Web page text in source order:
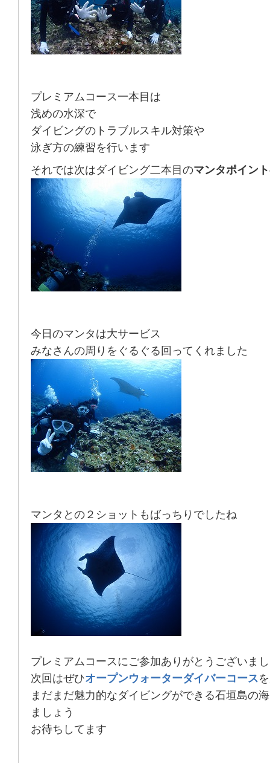
プレミアムコース一本目は
浅めの水深で
ダイビングのトラブルスキル対策や
泳ぎ方の練習を行います
それでは次はダイビング二本目のマンタポイント
今日のマンタは大サービス
みなさんの周りをぐるぐる回ってくれました
マンタとの２ショットもばっちりでしたね
プレミアムコースにご参加ありがとうございま
次回はぜひオープンウォーターダイバーコース
まだまだ魅力的なダイビングができる石垣島の
ましょう
お待ちしてます